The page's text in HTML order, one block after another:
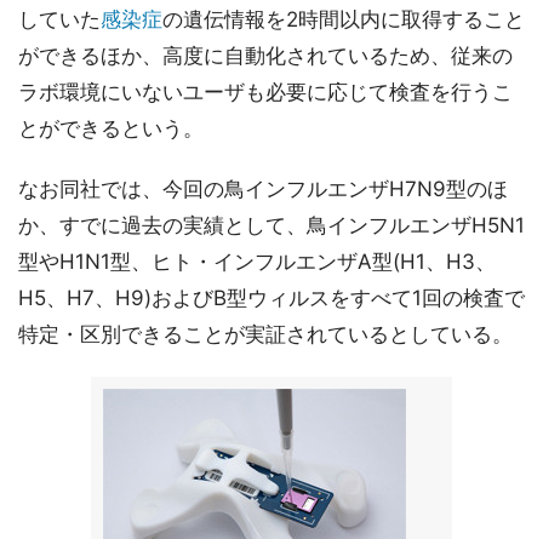
していた感染症の遺伝情報を2時間以内に取得すること
ができるほか、高度に自動化されているため、従来の
ラボ環境にいないユーザも必要に応じて検査を行うこ
とができるという。
なお同社では、今回の鳥インフルエンザH7N9型のほ
か、すでに過去の実績として、鳥インフルエンザH5N1
型やH1N1型、ヒト・インフルエンザA型(H1、H3、
H5、H7、H9)およびB型ウィルスをすべて1回の検査で
特定・区別できることが実証されているとしている。